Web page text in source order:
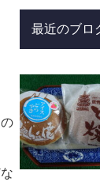
最近のブロ